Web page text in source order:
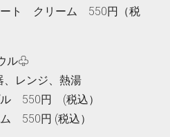
ート クリーム 550円（税
ル♧
レンジ、熱湯
550円 (税込）
550円 (税込）